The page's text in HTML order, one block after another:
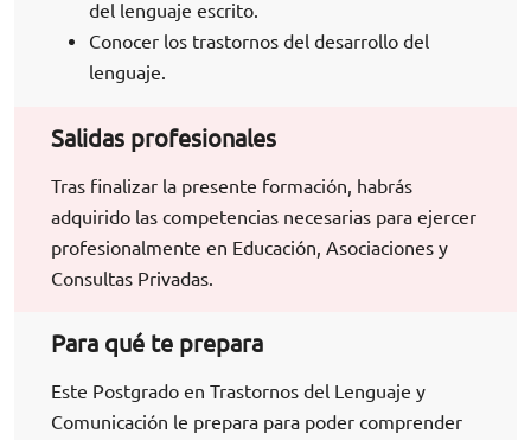
del lenguaje escrito.
Conocer los trastornos del desarrollo del
lenguaje.
Salidas profesionales
Tras finalizar la presente formación, habrás
adquirido las competencias necesarias para ejercer
profesionalmente en Educación, Asociaciones y
Consultas Privadas.
Para qué te prepara
Este Postgrado en Trastornos del Lenguaje y
Comunicación le prepara para poder comprender